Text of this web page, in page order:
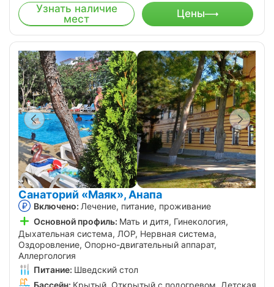
Узнать наличие
мест
Цены
Санаторий «Маяк», Анапа
Включено: Лечение, питание, проживание
Основной профиль: Мать и дитя, Гинекология,
Дыхательная система, ЛОР, Нервная система,
Оздоровление, Опорно-двигательный аппарат,
Аллергология
Питание: Шведский стол